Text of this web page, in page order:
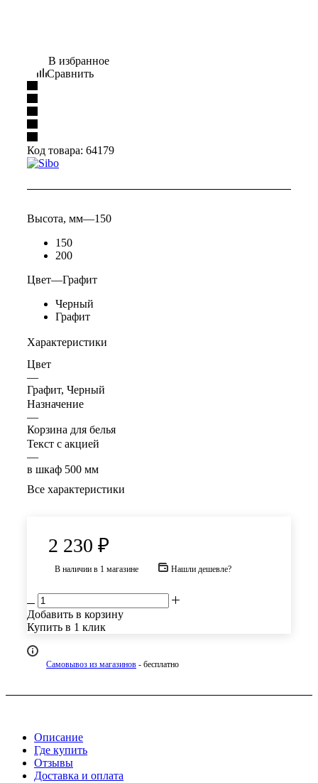
В избранное
Сравнить
Код товара: 64179
Высота, мм—150
150
200
Цвет—Графит
Черный
Графит
Характеристики
Цвет
—
Графит, Черный
Назначение
—
Корзина для белья
Текст с акцией
—
в шкаф 500 мм
Все характеристики
2 230 ₽
В наличии в 1 магазине Нашли дешевле?
Добавить в корзину
Купить в 1 клик
Самовывоз из магазинов - бесплатно
Описание
Где купить
Отзывы
Доставка и оплата